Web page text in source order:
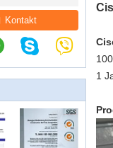
Kontakt
1